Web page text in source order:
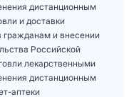
дистанционным
и доставки
гражданам и внесении
Российской
лекарственными
дистанционным
аптеки